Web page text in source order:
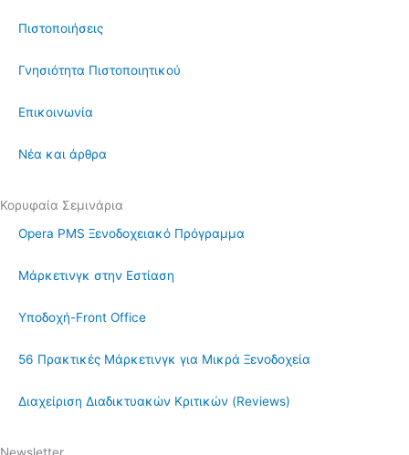
Πιστοποιήσεις
Γνησιότητα Πιστοποιητικού
Επικοινωνία
Νέα και άρθρα
Κορυφαία Σεμινάρια
Opera PMS Ξενοδοχειακό Πρόγραμμα
Μάρκετινγκ στην Εστίαση
Υποδοχή-Front Office
56 Πρακτικές Μάρκετινγκ για Μικρά Ξενοδοχεία
Διαχείριση Διαδικτυακών Κριτικών (Reviews)
Newsletter